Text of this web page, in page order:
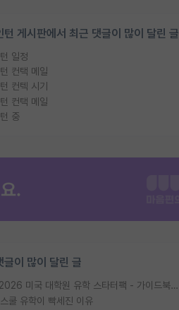
턴 게시판에서 최근 댓글이 많이 달린 글
일정
컨택 메일
컨텍 시기
컨택 메일
중
글이 많이 달린 글
[무료] 2026 미국 대학원 유학 스타터팩 - 가이드북 & 합격자 컨택메일 템플릿
쿨 유학이 빡세진 이유